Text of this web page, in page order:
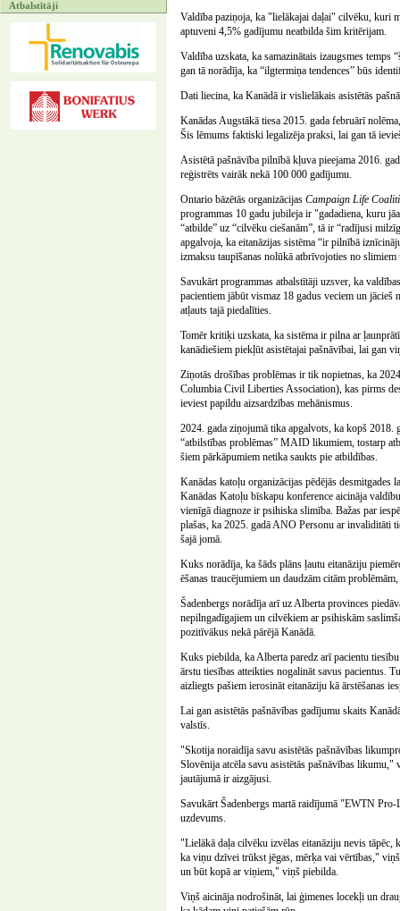
Atbalstītāji
Valdība paziņoja, ka "lielākajai daļai" cilvēku, kuri
aptuveni 4,5% gadījumu neatbilda šim kritērijam.
Valdība uzskata, ka samazinātais izaugsmes
gan tā norādīja, ka “ilgtermiņa tendences” būs
Dati liecina, ka Kanādā ir vislielākais asistētās
Kanādas Augstākā tiesa 2015. gada februārī
Šis lēmums faktiski legalizēja praksi, lai gan tā
Asistētā pašnāvība pilnībā kļuva pieejama 2016.
reģistrēts vairāk nekā 100 000 gadījumu.
Ontario bāzētās organizācijas Campaign Life
programmas 10 gadu jubileja ir "gadadiena, kuru
“atbilde” uz “cilvēku ciešanām”, tā ir “radījusi
apgalvoja, ka eitanāzijas sistēma “ir pilnībā
izmaksu taupīšanas nolūkā atbrīvojoties no
Savukārt programmas atbalstītāji uzsver, ka
pacientiem jābūt vismaz 18 gadus veciem un jācieš
atļauts tajā piedalīties.
Tomēr kritiķi uzskata, ka sistēma ir pilna ar
kanādiešiem piekļūt asistētajai pašnāvībai, lai gan
Ziņotās drošības problēmas ir tik nopietnas, ka
Columbia Civil Liberties Association), kas pirms
ieviest papildu aizsardzības mehānismus.
2024. gada ziņojumā tika apgalvots, ka kopš
“atbilstības problēmas” MAID likumiem, tostarp
šiem pārkāpumiem netika saukts pie atbildības.
Kanādas katoļu organizācijas pēdējās desmitgades
Kanādas Katoļu bīskapu konference aicināja
vienīgā diagnoze ir psihiska slimība. Bažas par
plašas, ka 2025. gadā ANO Personu ar invaliditāti
šajā jomā.
Kuks norādīja, ka šāds plāns ļautu eitanāziju
ēšanas traucējumiem un daudzām citām
Šadenbergs norādīja arī uz Alberta provinces
nepilngadīgajiem un cilvēkiem ar psihiskām
pozitīvākus nekā pārējā Kanādā.
Kuks piebilda, ka Alberta paredz arī pacientu
ārstu tiesības atteikties nogalināt savus pacientus.
aizliegts pašiem ierosināt eitanāziju kā ārstēšanas
Lai gan asistētās pašnāvības gadījumu skaits
valstīs.
"Skotija noraidīja savu asistētās pašnāvības
Slovēnija atcēla savu asistētās pašnāvības
jautājumā ir aizgājusi.
Savukārt Šadenbergs martā raidījumā "EWTN
uzdevums.
"Lielākā daļa cilvēku izvēlas eitanāziju nevis tāpēc,
ka viņu dzīvei trūkst jēgas, mērķa vai vērtības,"
un būt kopā ar viņiem," viņš piebilda.
Viņš aicināja nodrošināt, lai ģimenes locekļi un